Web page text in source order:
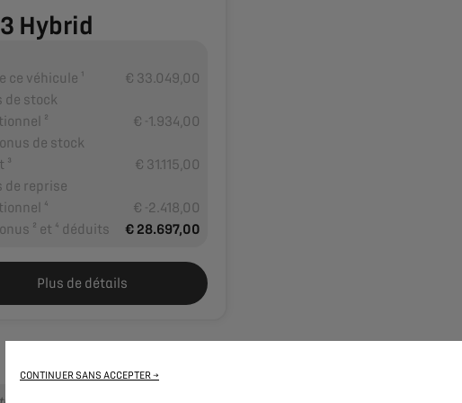
Hybrid
ce véhicule ¹
€ 33.049,00
de stock
²
€ -1.934,00
de stock
³
€ 31.115,00
de reprise
⁴
€ -2.418,00
² et ⁴ déduits
€ 28.697,00
Plus de détails
CONTINUER SANS ACCEPTER →